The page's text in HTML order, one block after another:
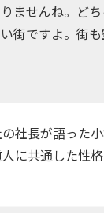
ませんね。どち
街ですよ。街
の社長が語った
に共通した性